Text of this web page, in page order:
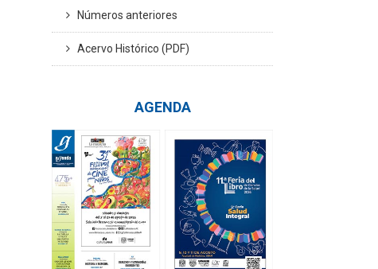
Números anteriores
Acervo Histórico (PDF)
AGENDA